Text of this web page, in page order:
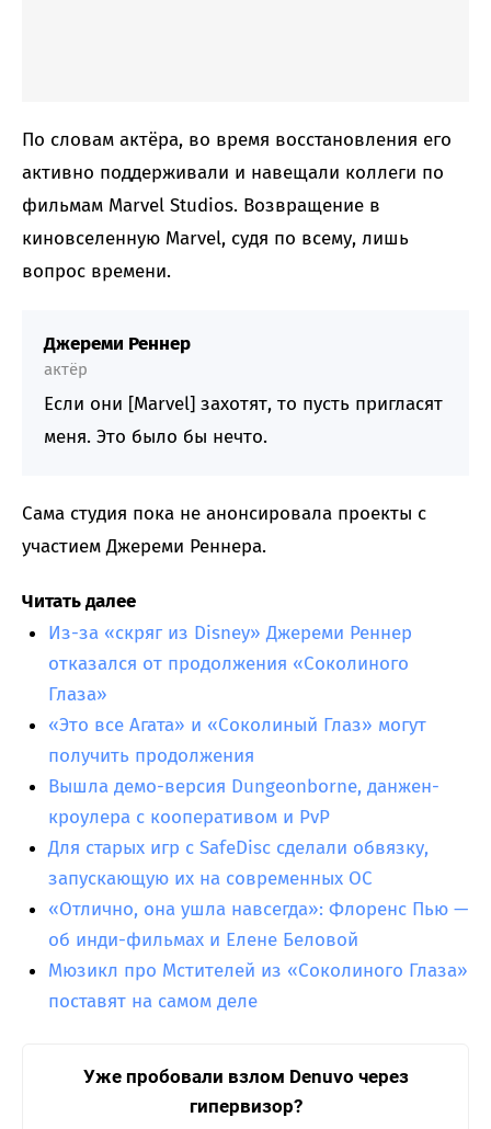
По словам актёра, во время восстановления его
активно поддерживали и навещали коллеги по
фильмам Marvel Studios. Возвращение в
киновселенную Marvel, судя по всему, лишь
вопрос времени.
Джереми Реннер
актёр
Если они [Marvel] захотят, то пусть пригласят
меня. Это было бы нечто.
Сама студия пока не анонсировала проекты с
участием Джереми Реннера.
Читать далее
Из-за «скряг из Disney» Джереми Реннер
отказался от продолжения «Соколиного
Глаза»
«Это все Агата» и «Соколиный Глаз» могут
получить продолжения
Вышла демо-версия Dungeonborne, данжен-
кроулера с кооперативом и PvP
Для старых игр с SafeDisc сделали обвязку,
запускающую их на современных ОС
«Отлично, она ушла навсегда»: Флоренс Пью —
об инди-фильмах и Елене Беловой
Мюзикл про Мстителей из «Соколиного Глаза»
поставят на самом деле
Уже пробовали взлом Denuvo через
гипервизор?